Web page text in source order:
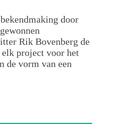
door
Rik Bovenberg de
project voor het
de vorm van een